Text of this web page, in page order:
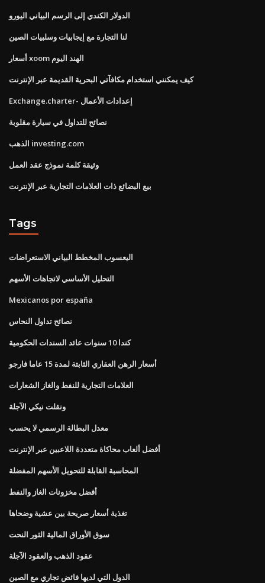
الدولار الكندي إلى الرسم البياني اليورو
لنا التجارة مع إيجابيات وسلبيات الصين
أسعار xoom الهند اليوم
كيف يمكنني استخدام مكافآتي البحرية القديمة عبر الإنترنت
Exchange.charter- إعدادات الأعمال
نصائح للتداول في سيارة مقلوبة
الذهب investing.com
وثيقة كلمة نموذج عقد العمل
بيع البضائع ذات العلامات التجارية عبر الإنترنت
Tags
اليعسوب المخطط البياني الاستعراضات
التحليل الأساسي لاتجاهات الأسهم
Mexicanos por españa
نصائح تداول النحاس
كندا 10 سنوات عائد السندات الحكومية
أسعار الرهن العقاري الثابتة لمدة 15 عاما فارجو
العلامات التجارية للنفط والغاز الشعارات
ونقلت نيكي الآجلة
معدل البطالة الرسمي لا يحسب
أفضل ألعاب محاكاة متعددة اللاعبين عبر الإنترنت
المحاسبة القابلة للتحويل الأسهم المفضلة
أفضل مخزونات الغاز والنفط
تغذية أسعار صريحة بين عشية وضحاها
سوق الأوراق المالية الثور النحت
عقود الذهب والعقود الآجلة
الدول التي لديها فائض تجاري مع الصين